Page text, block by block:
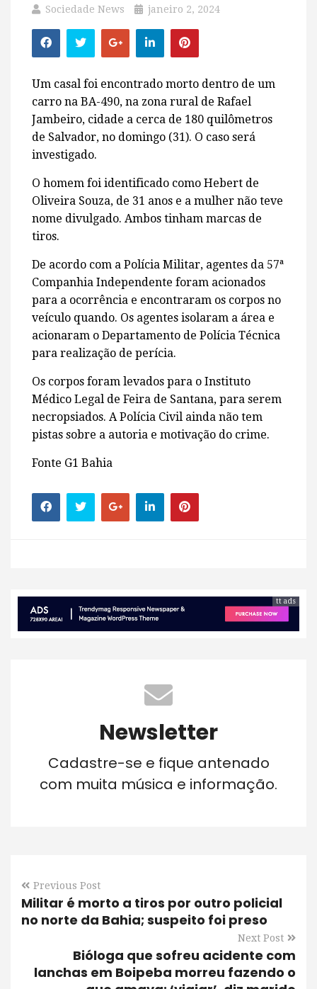
Sociedade News janeiro 2, 2024
Um casal foi encontrado morto dentro de um
carro na BA-490, na zona rural de Rafael
Jambeiro, cidade a cerca de 180 quilômetros
de Salvador, no domingo (31). O caso será
investigado.
O homem foi identificado como Hebert de
Oliveira Souza, de 31 anos e a mulher não teve
nome divulgado. Ambos tinham marcas de
tiros.
De acordo com a Polícia Militar, agentes da 57ª
Companhia Independente foram acionados
para a ocorrência e encontraram os corpos no
veículo quando. Os agentes isolaram a área e
acionaram o Departamento de Polícia Técnica
para realização de perícia.
Os corpos foram levados para o Instituto
Médico Legal de Feira de Santana, para serem
necropsiados. A Polícia Civil ainda não tem
pistas sobre a autoria e motivação do crime.
Fonte G1 Bahia
tt ads
Newsletter
Cadastre-se e fique antenado
com muita música e informação.
Previous Post
Militar é morto a tiros por outro policial
no norte da Bahia; suspeito foi preso
Next Post
Bióloga que sofreu acidente com
lanchas em Boipeba morreu fazendo o